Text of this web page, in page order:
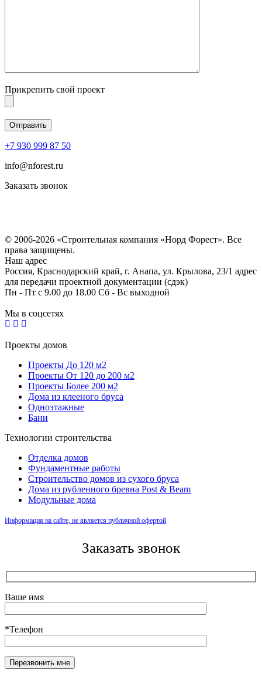
Прикрепить свой проект
+7 930 999 87 50
info@nforest.ru
Заказать звонок
© 2006-2026 «Строительная компания «Норд Форест». Все
права защищены.
Наш адрес
Россия, Краснодарский край, г. Анапа, ул. Крылова, 23/1 адрес
для передачи проектной документации (сдэк)
Пн - Пт с 9.00 до 18.00 Сб - Вс выходной
Мы в соцсетях
Проекты домов
Проекты До 120 м2
Проекты От 120 до 200 м2
Проекты Более 200 м2
Дома из клееного бруса
Одноэтажные
Бани
Технологии строительства
Отделка домов
Фундаментные работы
Строительство домов из сухого бруса
Дома из рубленного бревна Post & Beam
Модульные дома
Информация на сайте, не является публичной офертой
Заказать звонок
Ваше имя
*Телефон
Оставьте это поле пустым.